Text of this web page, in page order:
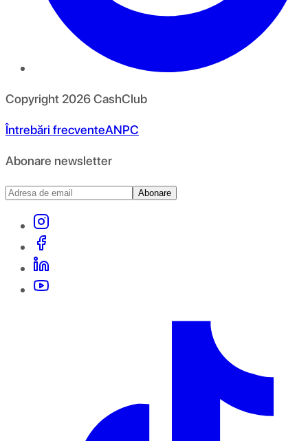
Copyright 2026CashClub
Întrebări frecventeANPC
Abonare newsletter
Abonare